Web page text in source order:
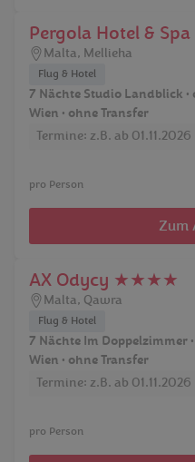
Pergola Hotel &
Malta, Mellieha
Flug & Hotel
7 Nächte Studio Landblick •
Wien • ohne Transfer
Termine: z.B. ab 01.11.2026
pro Person
Zum
AX Odycy ★★★★
Malta, Qawra
Flug & Hotel
7 Nächte Im Doppelzimmer
Wien • ohne Transfer
Termine: z.B. ab 01.11.2026
pro Person